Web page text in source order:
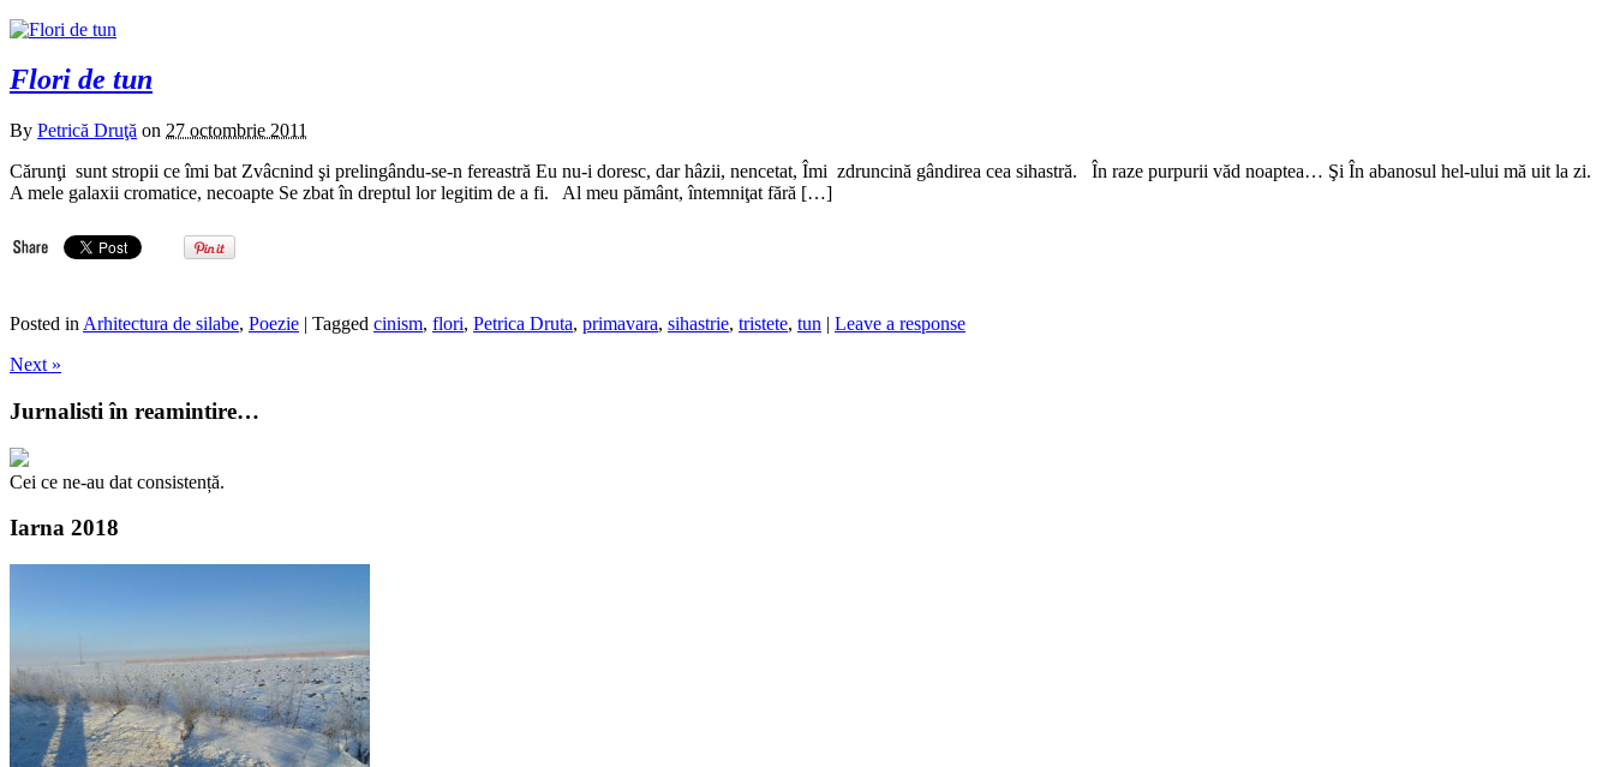
Flori de tun
By Petrică Druţă on 27 octombrie 2011
Cărunţi sunt stropii ce îmi bat Zvâcnind şi prelingându-se-n fereastră Eu nu-i doresc, dar hâzii, nencetat, Îmi zdruncină gândirea cea sihastră. În raze purpurii văd noaptea… Şi În abanosul hel-ului mă uit la zi.
A mele galaxii cromatice, necoapte Se zbat în dreptul lor legitim de a fi. Al meu pământ, întemniţat fără […]
Posted in Arhitectura de silabe, Poezie | Tagged cinism, flori, Petrica Druta, primavara, sihastrie, tristete, tun | Leave a response
Next »
Jurnalisti în reamintire…
Cei ce ne-au dat consistență.
Iarna 2018